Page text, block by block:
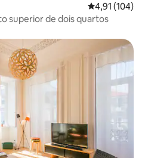
4,91 de uma
4,91 (104)
superior de dois quartos